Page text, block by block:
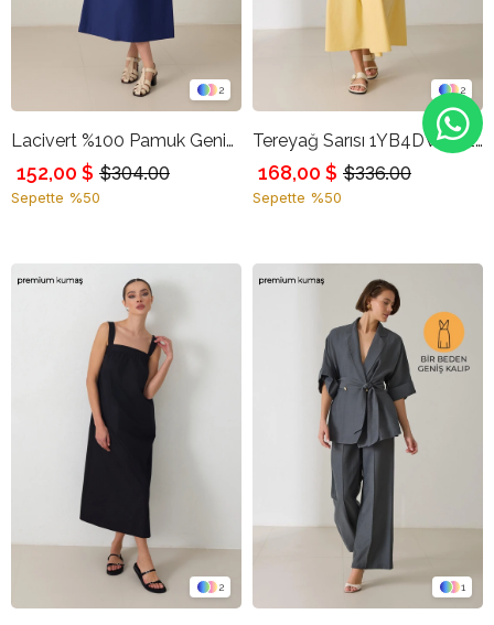
2
Lacivert %100 Pamuk Geniş Kalıp Kare Yaka Pamuklu Dikiş Detaylı Midi Boy Elbise
$304.00
152,00 $
Sepette %50
2
Tereyağ Sarısı 1YB4DWEL2860 ELBİSE
$336.00
168,00 $
Sepette %50
2 1